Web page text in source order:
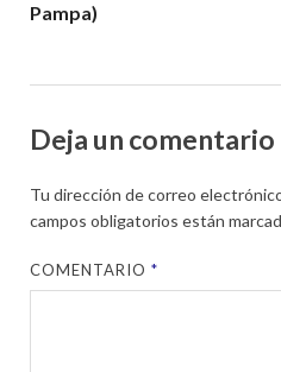
Pampa)
Deja un comentario
Tu dirección de correo
campos obligatorios están
COMENTARIO*